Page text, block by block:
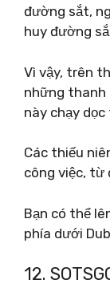
đường sắt,
huy đường
Vì vậy, trên
những thanh
này chạy
Các thiếu
công việc, từ
Bạn có thể
phía dưới
12.